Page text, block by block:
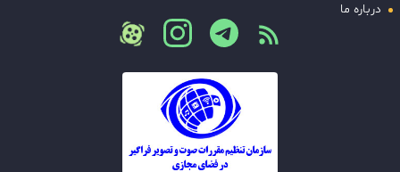
درباره ما